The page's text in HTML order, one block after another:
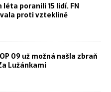
poranili 15 lidí. FN
proti vzteklině
09 už možná našla zbraň
Lužánkami